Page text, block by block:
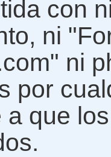
con
ni
ni
por
a que